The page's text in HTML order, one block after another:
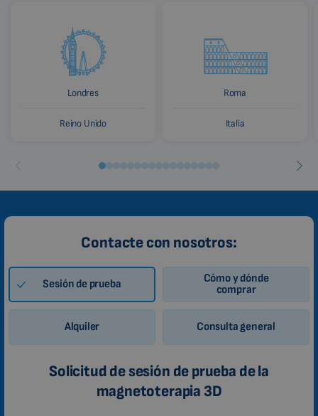
Londres
Reino Unido
Roma
Italia
Contacte con nosotros:
Sesión de prueba
Cómo y dónde
comprar
Alquiler Consulta general
Solicitud de sesión de prueba de la
magnetoterapia 3D